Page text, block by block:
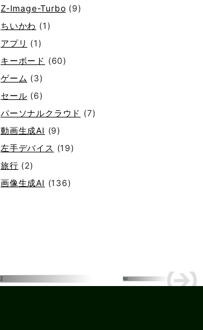
Z-Image-Turbo (9)
ちいかわ (1)
アプリ (1)
キーボード (60)
ゲーム (3)
セール (6)
パーソナルクラウド (7)
動画生成AI (9)
左手デバイス (19)
旅行 (2)
画像生成AI (136)